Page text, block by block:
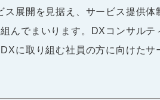
展開を見据え、サービス提供体
んでまいります。DXコンサル
に取り組む社員の方に向けた